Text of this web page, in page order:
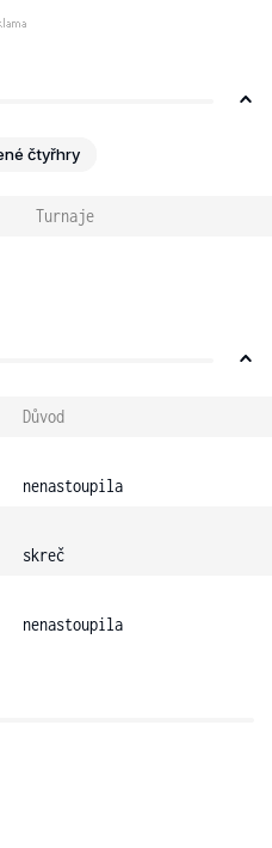
čtyřhry
Turnaje
Důvod
nenastoupila
skreč
nenastoupila